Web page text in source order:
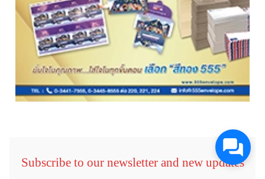
Subscribe to our newsletter and new updates